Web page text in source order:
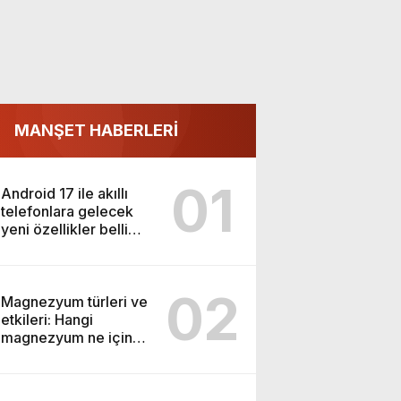
MANŞET HABERLERİ
Android 17 ile akıllı
telefonlara gelecek
yeni özellikler belli
01
Magnezyum türleri ve
etkileri: Hangi
magnezyum ne için
02